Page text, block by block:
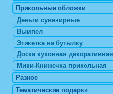
Прикольные обложки
Деньги сувенирные
Вымпел
Этикетка на бутылку
Доска кухонная декоративная
Мини-Книжечка прикольная
Разное
Тематические подарки